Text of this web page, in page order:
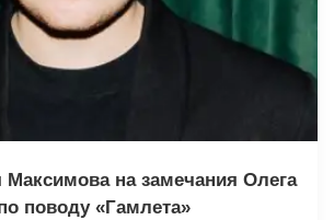
Максимова на замечания Олега
поводу «Гамлета»